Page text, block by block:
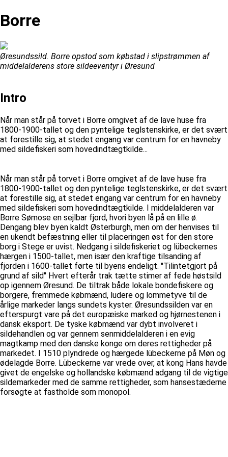
Borre
Øresundssild. Borre opstod som købstad i slipstrømmen af
middelalderens store sildeeventyr i Øresund
Intro
Når man står på torvet i Borre omgivet af de lave huse fra
1800-1900-tallet og den pyntelige teglstenskirke, er det svært
at forestille sig, at stedet engang var centrum for en havneby
med sildefiskeri som hovedindtægtkilde...
Når man står på torvet i Borre omgivet af de lave huse fra
1800-1900-tallet og den pyntelige teglstenskirke, er det svært
at forestille sig, at stedet engang var centrum for en havneby
med sildefiskeri som hovedindtægtkilde. I middelalderen var
Borre Sømose en sejlbar fjord, hvori byen lå på en lille ø.
Dengang blev byen kaldt Østerburgh, men om der henvises til
en ukendt befæstning eller til placeringen øst for den store
borg i Stege er uvist. Nedgang i sildefiskeriet og lübeckernes
hærgen i 1500-tallet, men især den kraftige tilsanding af
fjorden i 1600-tallet førte til byens endeligt. ''Tilintetgjort på
grund af sild'' Hvert efterår trak tætte stimer af fede høstsild
op igennem Øresund. De tiltrak både lokale bondefiskere og
borgere, fremmede købmænd, ludere og lommetyve til de
årlige markeder langs sundets kyster. Øresundssilden var en
efterspurgt vare på det europæiske marked og hjørnestenen i
dansk eksport. De tyske købmænd var dybt involveret i
sildehandlen og var gennem senmiddelalderen i en evig
magtkamp med den danske konge om deres rettigheder på
markedet. I 1510 plyndrede og hærgede lübeckerne på Møn og
ødelagde Borre. Lübeckerne var vrede over, at kong Hans havde
givet de engelske og hollandske købmænd adgang til de vigtige
sildemarkeder med de samme rettigheder, som hansestæderne
forsøgte at fastholde som monopol.